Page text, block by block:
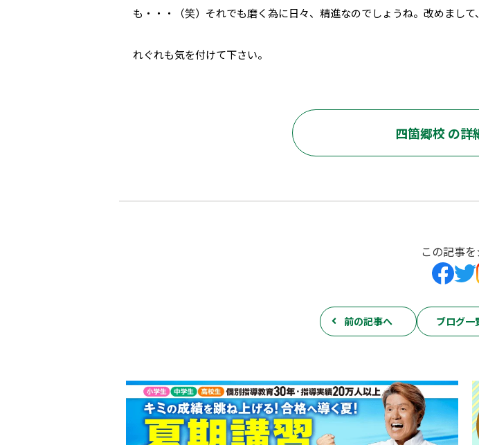
も・・・（笑）それでも磨く為に日々、精進なのでしょうね。改めまし
れぐれも気を付けて下さい。
四箇郷校 の詳
この記事
前の記事へ ブログ一